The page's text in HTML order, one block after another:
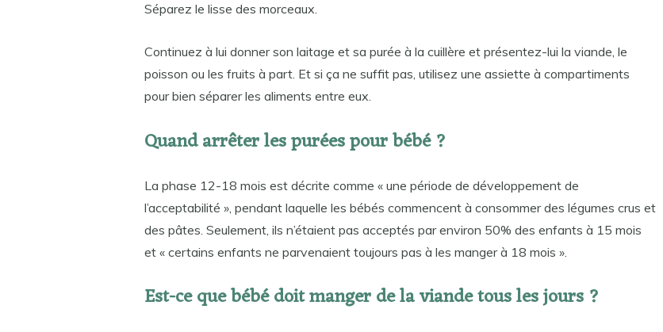
Séparez le lisse des morceaux.
Continuez à lui donner son laitage et sa purée à la cuillère et présentez-lui la viande, le
poisson ou les fruits à part. Et si ça ne suffit pas, utilisez une assiette à compartiments
pour bien séparer les aliments entre eux.
Quand arrêter les purées pour bébé ?
La phase 12-18 mois est décrite comme « une période de développement de
l’acceptabilité », pendant laquelle les bébés commencent à consommer des légumes crus et
des pâtes. Seulement, ils n’étaient pas acceptés par environ 50% des enfants à 15 mois
et « certains enfants ne parvenaient toujours pas à les manger à 18 mois ».
Est-ce que bébé doit manger de la viande tous les jours ?